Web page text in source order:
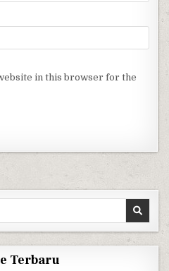
in this browser for the
Terbaru